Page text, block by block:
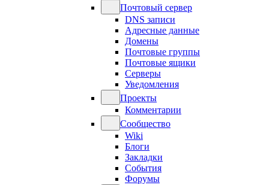
Почтовый сервер
DNS записи
Адресные данные
Домены
Почтовые группы
Почтовые ящики
Серверы
Уведомления
Проекты
Комментарии
Сообщество
Wiki
Блоги
Закладки
События
Форумы